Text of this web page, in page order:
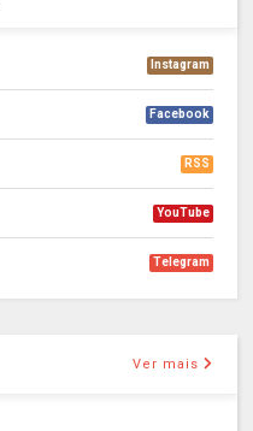
Instagram
Facebook
RSS
YouTube
Telegram
Ver mais